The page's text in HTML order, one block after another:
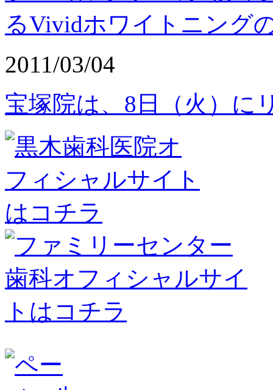
るVividホワイトニング
2011/03/04
宝塚院は、8日（火）に